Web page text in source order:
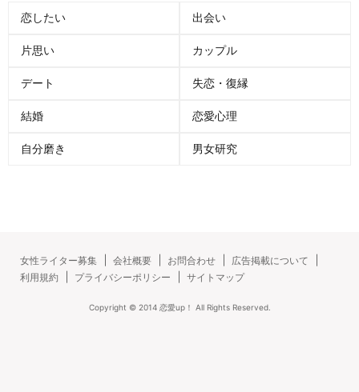
恋したい 出会い
片思い カップル
デート 失恋・復縁
結婚 恋愛心理
自分磨き 男女研究
女性ライター募集 会社概要 お問合わせ
広告掲載について
利用規約
プライバシーポリシー サイトマップ
Copyright © 2014 恋愛up！ All Rights Reserved.